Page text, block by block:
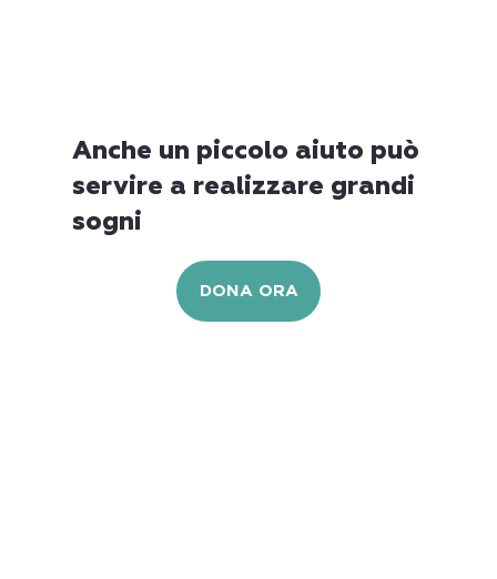
Anche un piccolo aiuto può
servire a realizzare grandi
sogni
DONA ORA